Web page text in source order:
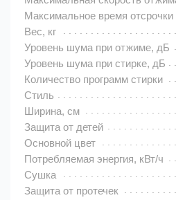
Максимальное время отсрочки
Вес, кг
Уровень шума при отжиме, дБ
Уровень шума при стирке, дБ
Количество программ стирки
Стиль
Ширина, см
Защита от детей
Основной цвет
Потребляемая энергия, кВт/ч
Сушка
Защита от протечек